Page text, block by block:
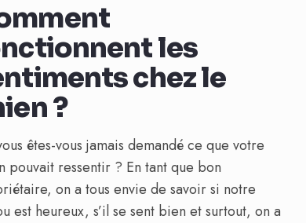
les
chez le
?
êtes-vous jamais demandé ce que votre
pouvait ressentir ? En tant que bon
on a tous envie de savoir si notre
est heureux, s’il se sent bien et surtout, on a